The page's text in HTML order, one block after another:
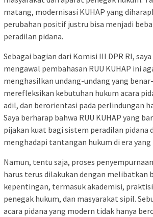
matang, modernisasi KUHAP yang
perubahan positif justru bisa menjadi
peradilan pidana.
Sebagai bagian dari Komisi III DPR RI,
mengawal pembahasan RUU KUHAP ini
menghasilkan undang-undang yang
merefleksikan kebutuhan hukum acara
adil, dan berorientasi pada perlindungan
Saya berharap bahwa RUU KUHAP yang
pijakan kuat bagi sistem peradilan pidana
menghadapi tantangan hukum di era
Namun, tentu saja, proses
harus terus dilakukan dengan melibatkan
kepentingan, termasuk akademisi,
penegak hukum, dan masyarakat sipil.
acara pidana yang modern tidak hanya